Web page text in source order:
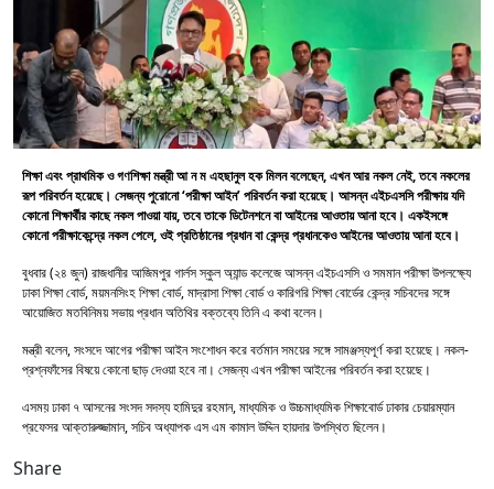
শিক্ষা এবং প্রাথমিক ও গণশিক্ষা মন্ত্রী আ ন ম এহছানুল হক মিলন বলেছেন, এখন আর নকল নেই, তবে নকলের
রূপ পরিবর্তন হয়েছে। সেজন্য পুরোনো ‘পরীক্ষা আইন’ পরিবর্তন করা হয়েছে। আসন্ন এইচএসসি পরীক্ষায় যদি
কোনো শিক্ষার্থীর কাছে নকল পাওয়া যায়, তবে তাকে ডিটেনশনে বা আইনের আওতায় আনা হবে। একইসঙ্গে
কোনো পরীক্ষাকেন্দ্রে নকল পেলে, ওই প্রতিষ্ঠানের প্রধান বা কেন্দ্র প্রধানকেও আইনের আওতায় আনা হবে।
বুধবার (২৪ জুন) রাজধানীর আজিমপুর গার্লস স্কুল অ্যান্ড কলেজে আসন্ন এইচএসসি ও সমমান পরীক্ষা উপলক্ষ্যে
ঢাকা শিক্ষা বোর্ড, ময়মনসিংহ শিক্ষা বোর্ড, মাদ্রাসা শিক্ষা বোর্ড ও কারিগরি শিক্ষা বোর্ডের কেন্দ্র সচিবদের সঙ্গে
আয়োজিত মতবিনিময় সভায় প্রধান অতিথির বক্তব্যে তিনি এ কথা বলেন।
মন্ত্রী বলেন, সংসদে আগের পরীক্ষা আইন সংশোধন করে বর্তমান সময়ের সঙ্গে সামঞ্জস্যপূর্ণ করা হয়েছে। নকল-
প্রশ্নফাঁসের বিষয়ে কোনো ছাড় দেওয়া হবে না। সেজন্য এখন পরীক্ষা আইনের পরিবর্তন করা হয়েছে।
এসময় ঢাকা ৭ আসনের সংসদ সদস্য হামিদুর রহমান, মাধ্যমিক ও উচ্চমাধ্যমিক শিক্ষাবোর্ড ঢাকার চেয়ারম্যান
প্রফেসর আক্তারুজ্জামান, সচিব অধ্যাপক এস এম কামাল উদ্দিন হায়দার উপস্থিত ছিলেন।
Share